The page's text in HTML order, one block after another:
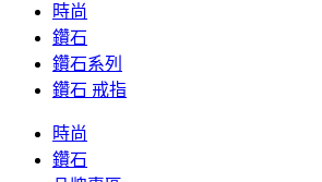
時尚
鑽石
鑽石系列
鑽石 戒指
時尚
鑽石